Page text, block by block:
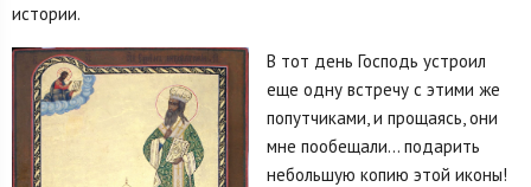
истории.
В тот день Господь устроил
еще одну встречу с этими же
попутчиками, и прощаясь, они
мне пообещали… подарить
небольшую копию этой иконы!